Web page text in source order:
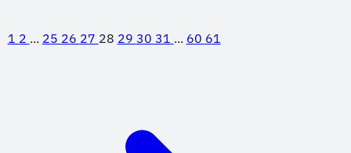
1 2 ... 25 26 27 28 29 30 31 ... 60 61